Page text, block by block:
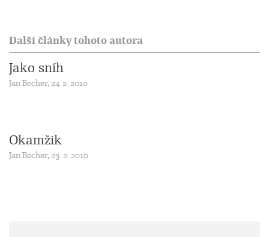
Další články tohoto autora
Jako sníh
Jan Becher, 24. 2. 2010
Okamžik
Jan Becher, 23. 2. 2010